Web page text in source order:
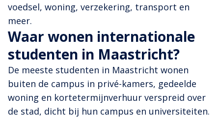
voedsel, woning, verzekering, transport en
meer.
Waar wonen internationale
studenten in Maastricht?
De meeste studenten in Maastricht wonen
buiten de campus in privé-kamers, gedeelde
woning en kortetermijnverhuur verspreid over
de stad, dicht bij hun campus en universiteiten.